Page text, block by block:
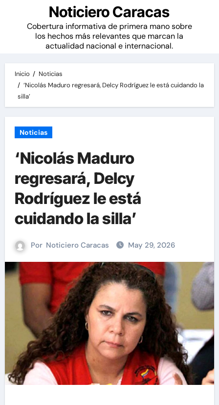
Noticiero Caracas
Cobertura informativa de primera mano sobre
los hechos más relevantes que marcan la
actualidad nacional e internacional.
Inicio
Noticias
‘Nicolás Maduro regresará, Delcy Rodríguez le está cuidando la
silla’
Noticias
‘Nicolás Maduro
regresará, Delcy
Rodríguez le está
cuidando la silla’
Por Noticiero Caracas May 29, 2026